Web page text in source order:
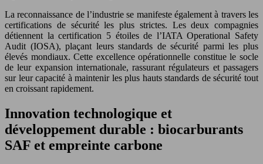
La reconnaissance de l’industrie se manifeste également à travers les
certifications de sécurité les plus strictes. Les deux compagnies
détiennent la certification 5 étoiles de l’IATA Operational Safety
Audit (IOSA), plaçant leurs standards de sécurité parmi les plus
élevés mondiaux. Cette excellence opérationnelle constitue le socle
de leur expansion internationale, rassurant régulateurs et passagers
sur leur capacité à maintenir les plus hauts standards de sécurité tout
en croissant rapidement.
Innovation technologique et
développement durable : biocarburants
SAF et empreinte carbone